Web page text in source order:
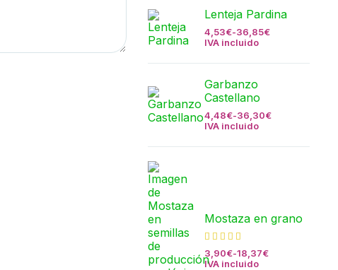
Lenteja Pardina
4,53€-36,85€
IVA incluido
Garbanzo
Castellano
4,48€-36,30€
IVA incluido
Mostaza en grano
3,90€-18,37€
IVA incluido